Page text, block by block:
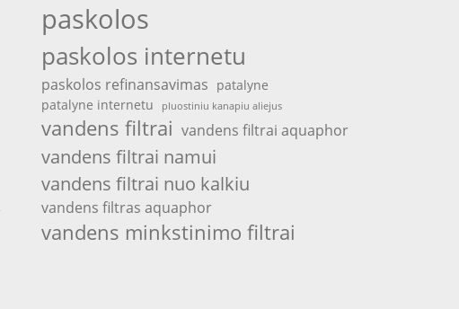
paskolos
paskolos internetu
paskolos refinansavimas patalyne
patalyne internetu
pluostiniu kanapiu aliejus
vandens filtrai vandens filtrai aquaphor
vandens filtrai namui
vandens filtrai nuo kalkiu
vandens filtras aquaphor
vandens minkstinimo filtrai